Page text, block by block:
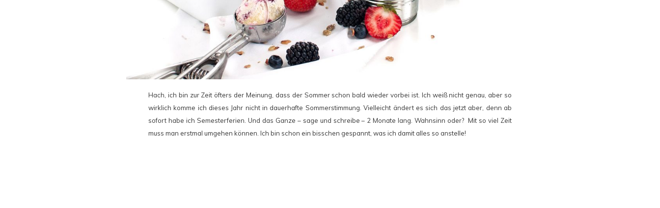
Hach, ich bin zur Zeit öfters der Meinung, dass der Sommer schon bald wieder vorbei ist. Ich weiß nicht genau, aber so
wirklich komme ich dieses Jahr nicht in dauerhafte Sommerstimmung. Vielleicht ändert es sich das jetzt aber, denn ab
sofort habe ich Semesterferien. Und das Ganze – sage und schreibe – 2 Monate lang. Wahnsinn oder? Mit so viel Zeit
muss man erstmal umgehen können. Ich bin schon ein bisschen gespannt, was ich damit alles so anstelle!